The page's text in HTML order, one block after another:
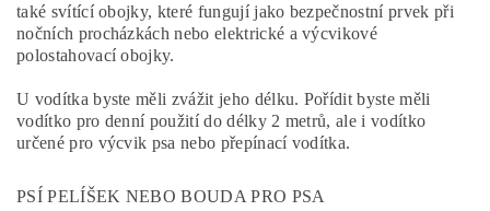
také svítící obojky, které fungují jako bezpečnostní prvek při
nočních procházkách nebo elektrické a výcvikové
polostahovací obojky.
U vodítka byste měli zvážit jeho délku. Pořídit byste měli
vodítko pro denní použití do délky 2 metrů, ale i vodítko
určené pro výcvik psa nebo přepínací vodítka.
PSÍ PELÍŠEK NEBO BOUDA PRO PSA